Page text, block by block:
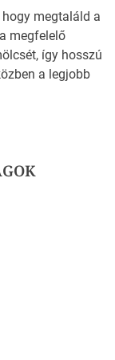
hogy megtaláld a
megfelelő
így hosszú
a legjobb